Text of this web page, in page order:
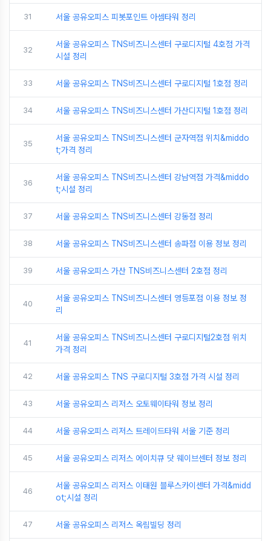
31 서울 공유오피스 피봇포인트 아셈타워 정리
32
서울 공유오피스 TNS비즈니스센터 구로디지털 4호점 가격
시설 정리
33 서울 공유오피스 TNS비즈니스센터 구로디지털 1호점 정리
34 서울 공유오피스 TNS비즈니스센터 가산디지털 1호점 정리
35
서울 공유오피스 TNS비즈니스센터 군자역점 위치&middo
t;가격 정리
36
서울 공유오피스 TNS비즈니스센터 강남역점 가격&middo
t;시설 정리
37 서울 공유오피스 TNS비즈니스센터 강동점 정리
38 서울 공유오피스 TNS비즈니스센터 송파점 이용 정보 정리
39 서울 공유오피스 가산 TNS비즈니스센터 2호점 정리
40
서울 공유오피스 TNS비즈니스센터 영등포점 이용 정보 정
리
41
서울 공유오피스 TNS비즈니스센터 구로디지털2호점 위치
가격 정리
42 서울 공유오피스 TNS 구로디지털 3호점 가격 시설 정리
43 서울 공유오피스 리저스 오토웨이타워 정보 정리
44 서울 공유오피스 리저스 트레이드타워 서울 기준 정리
45 서울 공유오피스 리저스 에이치큐 닷 웨이브센터 정보 정리
46
서울 공유오피스 리저스 이태원 블루스카이센터 가격&midd
ot;시설 정리
47 서울 공유오피스 리저스 옥림빌딩 정리